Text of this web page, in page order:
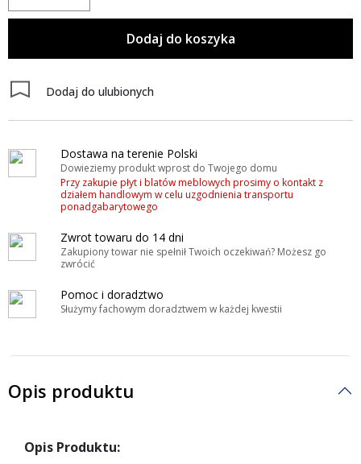
Dodaj do koszyka
Dodaj do ulubionych
Dostawa na terenie Polski
Dowieziemy produkt wprost do Twojego domu
Przy zakupie płyt i blatów meblowych prosimy o kontakt z
działem handlowym w celu uzgodnienia transportu
ponadgabarytowego
Zwrot towaru do 14 dni
Zakupiony towar nie spełnił Twoich oczekiwań? Możesz go
zwrócić
Pomoc i doradztwo
Służymy fachowym doradztwem w każdej kwestii
Opis produktu
Opis Produktu: